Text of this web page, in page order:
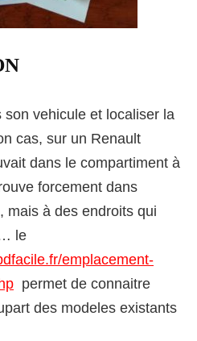
vehicule et localiser la
cas, sur un Renault
dans le compartiment à
forcement dans
mais à des endroits qui
le
emplacement-
permet de connaitre
des modeles existants